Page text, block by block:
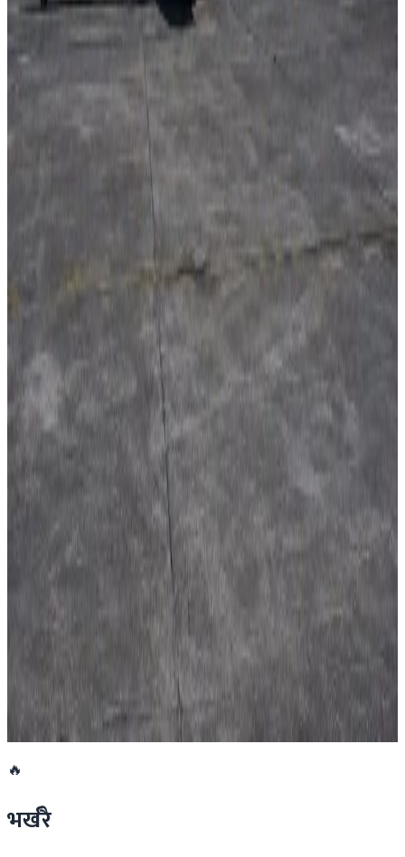
२०२६ अगस्ट १०
दक्षिण कोरियामा ट्यांकीभित्र पसेका नेपाली श्रमिकको
मृत्यु
नेपाली कांग्रेसको आमन्त्रित केन्द्रीय सदस्यमा
अमेरिकामा बस्ने खगेन्द्र जिसी मनोनीत
२०२६ अगस्ट ४
सुनसरी घटनामा प्रधानमन्त्री बालेनको सम्बोधन- संयम
र सहिष्णुता अपनाउन आह्वान
२०२६ जुलाई ३१
देशभर तनाव बढिरहेका बेला ९ प्रमुख राजनीतिक
दलहरूको संयुक्त अपिल
२०२६ जुलाई ३०
प्रधानमन्त्री शाहलाई भारतको औपचारिक भ्रमण निम्तो
बुद्ध एयरले भित्र्यायो नयाँ एटीआर-७२-६०० विमान
२०२६ जुलाई २९
🔥
भर्खरै